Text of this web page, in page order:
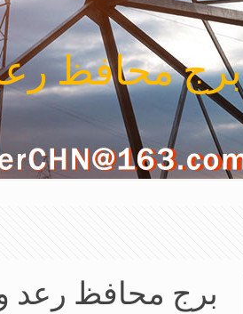
برج محافظ
برج محافظ رعد